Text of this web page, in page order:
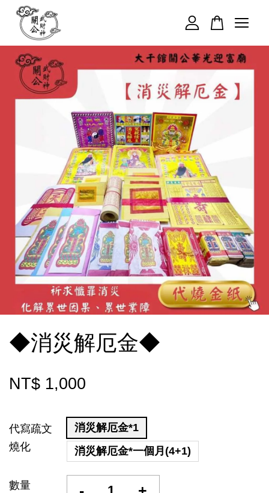
◆消災解厄金◆
NT$ 1,000
代寫疏文
燒化
消災解厄金*1
消災解厄金*一個月(4+1)
數量
您的購物車目前還是空的。
繼續購物